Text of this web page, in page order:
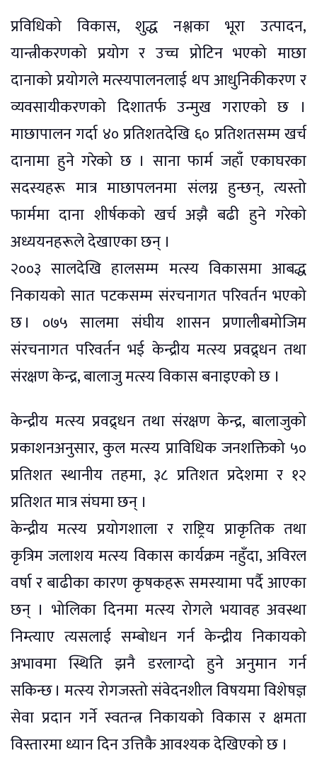
प्रविधिको विकास, शुद्ध नश्लका भूरा उत्पादन,
यान्त्रीकरणको प्रयोग र उच्च प्रोटिन भएको माछा
दानाको प्रयोगले मत्स्यपालनलाई थप आधुनिकीकरण र
व्यवसायीकरणको दिशातर्फ उन्मुख गराएको छ ।
माछापालन गर्दा ४० प्रतिशतदेखि ६० प्रतिशतसम्म खर्च
दानामा हुने गरेको छ । साना फार्म जहाँ एकाघरका
सदस्यहरू मात्र माछापलनमा संलग्न हुन्छन्, त्यस्तो
फार्ममा दाना शीर्षकको खर्च अझै बढी हुने गरेको
अध्ययनहरूले देखाएका छन् ।
२००३ सालदेखि हालसम्म मत्स्य विकासमा आबद्ध
निकायको सात पटकसम्म संरचनागत परिवर्तन भएको
छ । ०७५ सालमा संघीय शासन प्रणालीबमोजिम
संरचनागत परिवर्तन भई केन्द्रीय मत्स्य प्रवद्र्धन तथा
संरक्षण केन्द्र, बालाजु मत्स्य विकास बनाइएको छ ।
केन्द्रीय मत्स्य प्रवद्र्धन तथा संरक्षण केन्द्र, बालाजुको
प्रकाशनअनुसार, कुल मत्स्य प्राविधिक जनशक्तिको ५०
प्रतिशत स्थानीय तहमा, ३८ प्रतिशत प्रदेशमा र १२
प्रतिशत मात्र संघमा छन् ।
केन्द्रीय मत्स्य प्रयोगशाला र राष्ट्रिय प्राकृतिक तथा
कृत्रिम जलाशय मत्स्य विकास कार्यक्रम नहुँदा, अविरल
वर्षा र बाढीका कारण कृषकहरू समस्यामा पर्दै आएका
छन् । भोलिका दिनमा मत्स्य रोगले भयावह अवस्था
निम्त्याए त्यसलाई सम्बोधन गर्न केन्द्रीय निकायको
अभावमा स्थिति झनै डरलाग्दो हुने अनुमान गर्न
सकिन्छ । मत्स्य रोगजस्तो संवेदनशील विषयमा विशेषज्ञ
सेवा प्रदान गर्ने स्वतन्त्र निकायको विकास र क्षमता
विस्तारमा ध्यान दिन उत्तिकै आवश्यक देखिएको छ ।